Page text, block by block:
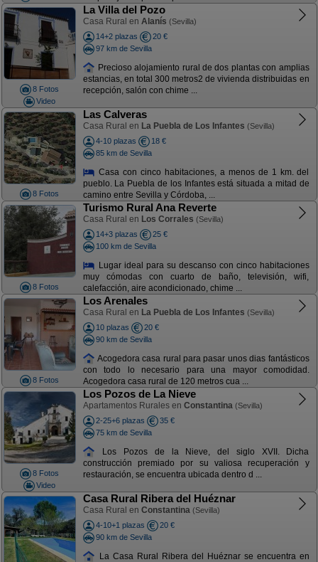
8 Fotos
Video
La Villa del Pozo
Casa Rural en Alanís (Sevilla)
14+2 plazas
20 €
97 km de Sevilla
Precioso alojamiento rural de dos plantas con amplias
estancias, en total 300 metros2 de vivienda distribuidas en
recepción, salón con chime ...
8 Fotos
Las Calveras
Casa Rural en La Puebla de Los Infantes (Sevilla)
4-10 plazas
18 €
85 km de Sevilla
Casa con cinco habitaciones, a menos de 1 km. del
pueblo. La Puebla de los Infantes está situada a mitad de
camino entre Sevilla y Córdoba, ...
8 Fotos
Turismo Rural Ana Reverte
Casa Rural en Los Corrales (Sevilla)
14+3 plazas
25 €
100 km de Sevilla
Lugar ideal para su descanso con cinco habitaciones
muy cómodas con cuarto de baño, televisión, wifi,
calefacción, aire acondicionado, chime ...
8 Fotos
Los Arenales
Casa Rural en La Puebla de Los Infantes (Sevilla)
10 plazas
20 €
90 km de Sevilla
Acogedora casa rural para pasar unos dias fantásticos
con todo lo necesario para una mayor comodidad.
Acogedora casa rural de 120 metros cua ...
8 Fotos
Video
Los Pozos de La Nieve
Apartamentos Rurales en Constantina (Sevilla)
2-25+6 plazas
35 €
75 km de Sevilla
Los Pozos de la Nieve, del siglo XVII. Dicha
construcción premiado por su valiosa recuperación y
restauración, se encuentra ubicada dentro d ...
Casa Rural Ribera del Huéznar
Casa Rural en Constantina (Sevilla)
4-10+1 plazas
20 €
90 km de Sevilla
La Casa Rural Ribera del Huéznar se encuentra en